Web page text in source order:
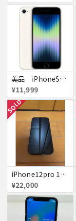
美品 iPhoneSE２ ｉＯＳ１８
¥11,999
SOLD
iPhone12pro 128GB ブルー 赤ロム
¥22,000